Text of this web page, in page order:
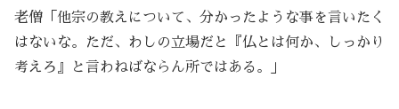
老僧「他宗の教えについて、分かったような事を言いたく
はないな。ただ、わしの立場だと『仏とは何か、しっかり
考えろ』と言わねばならん所ではある。」